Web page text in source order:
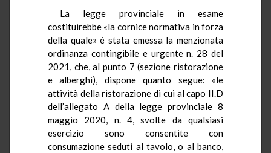
La legge provinciale in esame
costituirebbe «la cornice normativa in forza
della quale» è stata emessa la menzionata
ordinanza contingibile e urgente n. 28 del
2021, che, al punto 7 (sezione ristorazione
e alberghi), dispone quanto segue: «le
attività della ristorazione di cui al capo II.D
dell’allegato A della legge provinciale 8
maggio 2020, n. 4, svolte da qualsiasi
esercizio sono consentite con
consumazione seduti al tavolo, o al banco,